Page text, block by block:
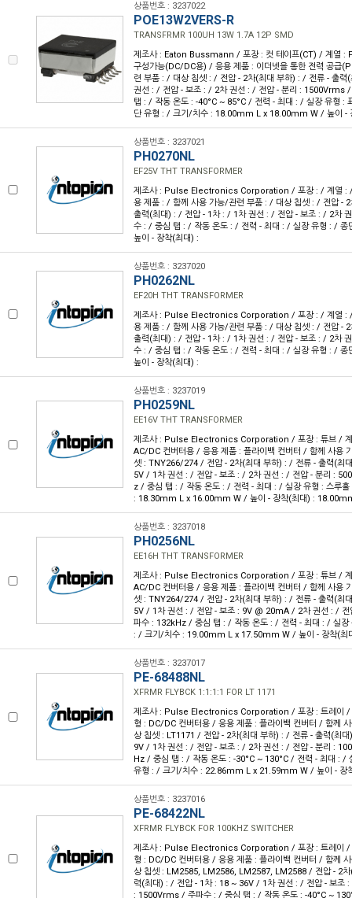
상품번호 : 3237022
POE13W2VERS-R
TRANSFRMR 100UH 13W 1.7A 12P SMD
제조사 : Eaton Bussmann / 포장 : 컷 테이프(CT) / 계열 :
구성가능(DC/DC용) / 응용 제품 : 이더넷을 통한 전력 공급
련 부품 : / 대상 칩셋 : / 전압 - 2차(최대 부하) : / 전류 - 출
권선 : / 전압 - 보조 : / 2차 권선 : / 전압 - 분리 : 1500Vrms
탭 : / 작동 온도 : -40°C ~ 85°C / 전력 - 최대 : / 실장 유형 :
단 유형 : / 크기/치수 : 18.00mm L x 18.00mm W / 높이 -
상품번호 : 3237021
PH0270NL
EF25V THT TRANSFORMER
제조사 : Pulse Electronics Corporation / 포장 : / 계열 :
용 제품 : / 함께 사용 가능/관련 부품 : / 대상 칩셋 : / 전압 -
출력(최대) : / 전압 - 1차 : / 1차 권선 : / 전압 - 보조 : / 2차
수 : / 중심 탭 : / 작동 온도 : / 전력 - 최대 : / 실장 유형 : /
높이 - 장착(최대) :
상품번호 : 3237020
PH0262NL
EF20H THT TRANSFORMER
제조사 : Pulse Electronics Corporation / 포장 : / 계열 :
용 제품 : / 함께 사용 가능/관련 부품 : / 대상 칩셋 : / 전압 -
출력(최대) : / 전압 - 1차 : / 1차 권선 : / 전압 - 보조 : / 2차
수 : / 중심 탭 : / 작동 온도 : / 전력 - 최대 : / 실장 유형 : /
높이 - 장착(최대) :
상품번호 : 3237019
PH0259NL
EE16V THT TRANSFORMER
제조사 : Pulse Electronics Corporation / 포장 : 튜브 /
AC/DC 컨버터용 / 응용 제품 : 플라이백 컨버터 / 함께 사용
셋 : TNY266/274 / 전압 - 2차(최대 부하) : / 전류 - 출력(최
5V / 1차 권선 : / 전압 - 보조 : / 2차 권선 : / 전압 - 분리 :
z / 중심 탭 : / 작동 온도 : / 전력 - 최대 : / 실장 유형 : 스루
: 18.30mm L x 16.00mm W / 높이 - 장착(최대) :
상품번호 : 3237018
PH0256NL
EE16H THT TRANSFORMER
제조사 : Pulse Electronics Corporation / 포장 : 튜브 /
AC/DC 컨버터용 / 응용 제품 : 플라이백 컨버터 / 함께 사용
셋 : TNY264/274 / 전압 - 2차(최대 부하) : / 전류 - 출력(최
5V / 1차 권선 : / 전압 - 보조 : 9V @ 20mA / 2차 권선 : /
파수 : 132kHz / 중심 탭 : / 작동 온도 : / 전력 - 최대 : / 실장
: / 크기/치수 : 19.00mm L x 17.50mm W / 높이 - 장착(최
상품번호 : 3237017
PE-68488NL
XFRMR FLYBCK 1:1:1:1 FOR LT 1171
제조사 : Pulse Electronics Corporation / 포장 : 트레이 /
형 : DC/DC 컨버터용 / 응용 제품 : 플라이백 컨버터 / 함께
상 칩셋 : LT1171 / 전압 - 2차(최대 부하) : / 전류 - 출력(최
9V / 1차 권선 : / 전압 - 보조 : / 2차 권선 : / 전압 - 분리 :
Hz / 중심 탭 : / 작동 온도 : -30°C ~ 130°C / 전력 - 최대 : /
유형 : / 크기/치수 : 22.86mm L x 21.59mm W / 높이 - 장
상품번호 : 3237016
PE-68422NL
XFRMR FLYBCK FOR 100KHZ SWITCHER
제조사 : Pulse Electronics Corporation / 포장 : 트레이 /
형 : DC/DC 컨버터용 / 응용 제품 : 플라이백 컨버터 / 함께
상 칩셋 : LM2585, LM2586, LM2587, LM2588 / 전압 - 2
력(최대) : / 전압 - 1차 : 18 ~ 36V / 1차 권선 : / 전압 - 보조
: 1500Vrms / 주파수 : / 중심 탭 : / 작동 온도 : -40°C ~